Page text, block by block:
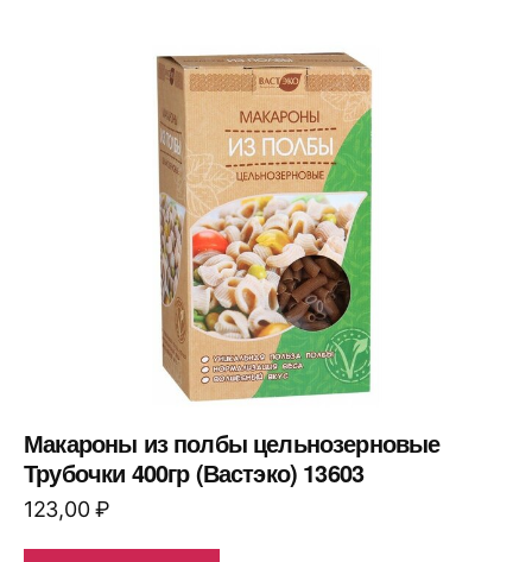
Макароны из полбы цельнозерновые
Трубочки 400гр (Вастэко) 13603
123,00₽